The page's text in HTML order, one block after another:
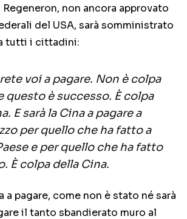
non ancora approvato
del USA, sarà somministrato
tutti i cittadini:
voi a pagare. Non è colpa
questo è successo. È colpa
E sarà la Cina a pagare a
per quello che ha fatto a
e per quello che ha fatto
È colpa della Cina.
a pagare, come non è stato né sarà
il tanto sbandierato muro al